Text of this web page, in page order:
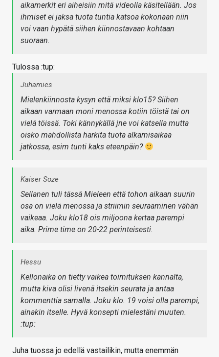
aikamerkit eri aiheisiin mitä videolla käsitellään. Jos
ihmiset ei jaksa tuota tuntia katsoa kokonaan niin
voi vaan hypätä siihen kiinnostavaan kohtaan
suoraan.
Tulossa :tup:
Juhamies
Mielenkiinnosta kysyn että miksi klo15? Siihen
aikaan varmaan moni menossa kotiin töistä tai on
vielä töissä. Toki kännykällä jne voi katsella mutta
oisko mahdollista harkita tuota alkamisaikaa
jatkossa, esim tunti kaks eteenpäin?
Kaiser Soze
Sellanen tuli tässä Mieleen että tohon aikaan suurin
osa on vielä menossa ja striimin seuraaminen vähän
vaikeaa. Joku klo18 ois miljoona kertaa parempi
aika. Prime time on 20-22 perinteisesti.
Hessu
Kellonaika on tietty vaikea toimituksen kannalta,
mutta kiva olisi livenä itsekin seurata ja antaa
kommenttia samalla. Joku klo. 19 voisi olla parempi,
ainakin itselle. Hyvä konsepti mielestäni muuten.
:tup:
Juha tuossa jo edellä vastailikin, mutta enemmän